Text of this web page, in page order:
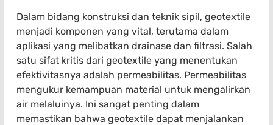
Dalam bidang konstruksi dan teknik sipil, geotextile
menjadi komponen yang vital, terutama dalam
aplikasi yang melibatkan drainase dan filtrasi. Salah
satu sifat kritis dari geotextile yang menentukan
efektivitasnya adalah permeabilitas. Permeabilitas
mengukur kemampuan material untuk mengalirkan
air melaluinya. Ini sangat penting dalam
memastikan bahwa geotextile dapat menjalankan